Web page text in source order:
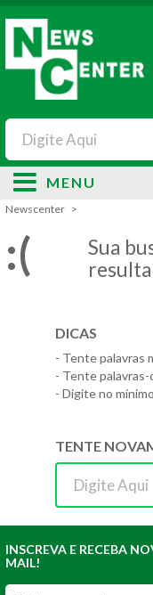
MENU
Newscenter
:(
Sua
DICAS
- Tente palavras
- Tente
- Digite no
TENTE
INSCREVA E RECEBA
MAIL!